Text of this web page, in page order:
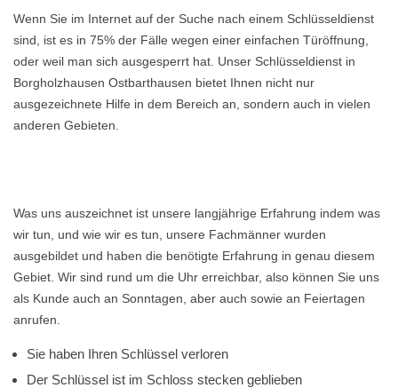
Wenn Sie im Internet auf der Suche nach einem Schlüsseldienst
sind, ist es in 75% der Fälle wegen einer einfachen Türöffnung,
oder weil man sich ausgesperrt hat. Unser Schlüsseldienst in
Borgholzhausen Ostbarthausen bietet Ihnen nicht nur
ausgezeichnete Hilfe in dem Bereich an, sondern auch in vielen
anderen Gebieten.
Was uns auszeichnet ist unsere langjährige Erfahrung indem was
wir tun, und wie wir es tun, unsere Fachmänner wurden
ausgebildet und haben die benötigte Erfahrung in genau diesem
Gebiet. Wir sind rund um die Uhr erreichbar, also können Sie uns
als Kunde auch an Sonntagen, aber auch sowie an Feiertagen
anrufen.
Sie haben Ihren Schlüssel verloren
Der Schlüssel ist im Schloss stecken geblieben